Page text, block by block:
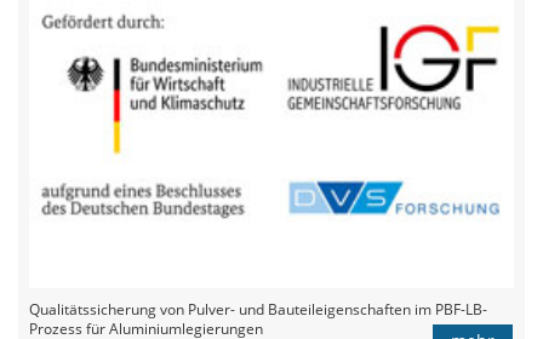
Qualitätssicherung von Pulver- und Bauteileigenschaften im PBF-LB-
Prozess für Aluminiumlegierungen